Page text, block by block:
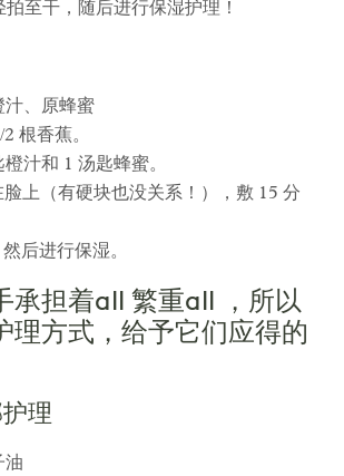
至干，随后进行保湿护理！
汁、原蜂蜜
根香蕉。
汁和 1 汤匙蜂蜜。
上（有硬块也没关系！），敷 15 分
后进行保湿。
承担着all 繁重all ，所以
理方式，给予它们应得的
理
油